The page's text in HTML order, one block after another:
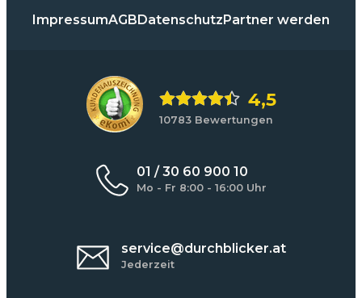
ImpressumAGBDatenschutzPartner werden
4,5
10783 Bewertungen
01 / 30 60 900 10
Mo - Fr 8:00 - 16:00 Uhr
service@durchblicker.at
Jederzeit